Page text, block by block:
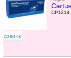
Cartus
CP1214